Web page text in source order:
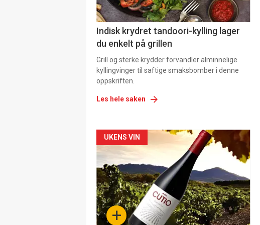
Indisk krydret tandoori-kylling lager
du enkelt på grillen
Grill og sterke krydder forvandler alminnelige
kyllingvinger til saftige smaksbomber i denne
oppskriften.
Les hele saken
Forsiden
akkurat
nå
-
+
UKENS VIN